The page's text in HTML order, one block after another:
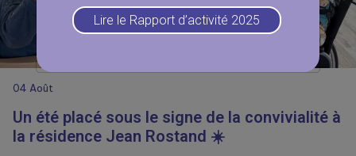
04 Août
Un été placé sous le signe de la convivialité à
la résidence Jean Rostand ☀️
Lire le Rapport d’activité 2025